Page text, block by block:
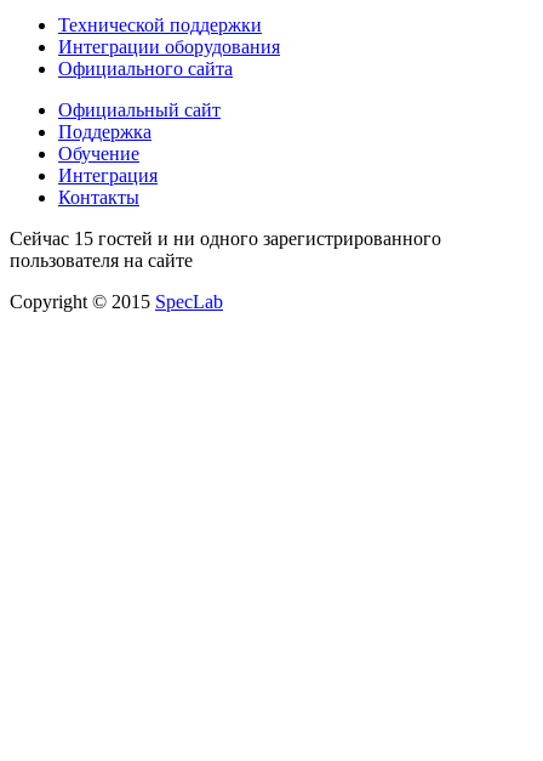
Технической поддержки
Интеграции оборудования
Официального сайта
Официальный сайт
Поддержка
Обучение
Интеграция
Контакты
Сейчас 15 гостей и ни одного зарегистрированного
пользователя на сайте
Copyright © 2015 SpecLab